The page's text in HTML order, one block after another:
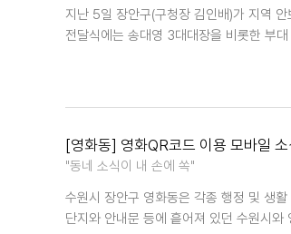
지난 5일 장안구(구청장 김인배)가 지역
전달식에는 송대영 3대대장을 비롯한 부
[영화동] 영화QR코드 이용 모바일
"동네 소식이 내 손에 쏙"
수원시 장안구 영화동은 각종 행정 및 생
단지와 안내문 등에 흩어져 있던 수원시